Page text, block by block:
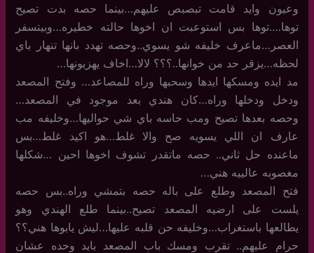
وعيون وايد قامت تبصبص عليهم…بينما حصه بدت تصيح
توها….توها بس استوعبت ان اخوها حالته خطيره…وبيتسفر
العصر…ماعرف خليفه شو يسوي..وحصه تهدد بانها تنهار باي
لحظه…يزقر حد من خوانها..؟؟؟ لالا…اخاف يهزبونها…
مد ايده ومسكها ايدها وسحبها وراه للمصاعد… وفتح المصعد
ودخل ودخلها وراه…كان هندي بعد موجود في المصعد…
وحصه بعدها تصيح ومب حاسه باي شي حواليها…وخليفه مب
عارف ان اللي يسويه صح والا غلط…هو اكيد غلط…بس
ماعنده حل ثاني.. حصه ماتقدر تشوف اخوها احين …شكلها
مغصوبه عالييه هني…
فتح المصعد وطلع على باله حصه بتمشي وراه..بس حصه
يلست على ارضيه المصعد تصيح..بينما طلع الهندي وهو
يطالعها باستغراب…وخليفه حن قلبه عليها…ليش يابوها هني؟؟
حرام عليهم.. تقرب ومسك باب المصعد بايد وحده عشان